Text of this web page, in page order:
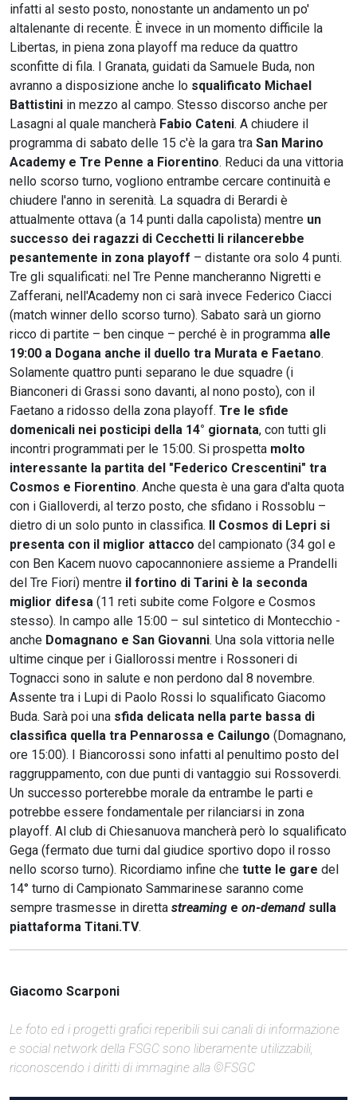
infatti al sesto posto, nonostante un andamento un po'
altalenante di recente. È invece in un momento difficile la
Libertas, in piena zona playoff ma reduce da quattro
sconfitte di fila. I Granata, guidati da Samuele Buda, non
avranno a disposizione anche lo squalificato Michael
Battistini in mezzo al campo. Stesso discorso anche per
Lasagni al quale mancherà Fabio Cateni. A chiudere il
programma di sabato delle 15 c'è la gara tra San Marino
Academy e Tre Penne a Fiorentino. Reduci da una vittoria
nello scorso turno, vogliono entrambe cercare continuità e
chiudere l'anno in serenità. La squadra di Berardi è
attualmente ottava (a 14 punti dalla capolista) mentre un
successo dei ragazzi di Cecchetti li rilancerebbe
pesantemente in zona playoff – distante ora solo 4 punti.
Tre gli squalificati: nel Tre Penne mancheranno Nigretti e
Zafferani, nell'Academy non ci sarà invece Federico Ciacci
(match winner dello scorso turno). Sabato sarà un giorno
ricco di partite – ben cinque – perché è in programma alle
19:00 a Dogana anche il duello tra Murata e Faetano.
Solamente quattro punti separano le due squadre (i
Bianconeri di Grassi sono davanti, al nono posto), con il
Faetano a ridosso della zona playoff. Tre le sfide
domenicali nei posticipi della 14° giornata, con tutti gli
incontri programmati per le 15:00. Si prospetta molto
interessante la partita del "Federico Crescentini" tra
Cosmos e Fiorentino. Anche questa è una gara d'alta quota
con i Gialloverdi, al terzo posto, che sfidano i Rossoblu –
dietro di un solo punto in classifica. Il Cosmos di Lepri si
presenta con il miglior attacco del campionato (34 gol e
con Ben Kacem nuovo capocannoniere assieme a Prandelli
del Tre Fiori) mentre il fortino di Tarini è la seconda
miglior difesa (11 reti subite come Folgore e Cosmos
stesso). In campo alle 15:00 – sul sintetico di Montecchio -
anche Domagnano e San Giovanni. Una sola vittoria nelle
ultime cinque per i Giallorossi mentre i Rossoneri di
Tognacci sono in salute e non perdono dal 8 novembre.
Assente tra i Lupi di Paolo Rossi lo squalificato Giacomo
Buda. Sarà poi una sfida delicata nella parte bassa di
classifica quella tra Pennarossa e Cailungo (Domagnano,
ore 15:00). I Biancorossi sono infatti al penultimo posto del
raggruppamento, con due punti di vantaggio sui Rossoverdi.
Un successo porterebbe morale da entrambe le parti e
potrebbe essere fondamentale per rilanciarsi in zona
playoff. Al club di Chiesanuova mancherà però lo squalificato
Gega (fermato due turni dal giudice sportivo dopo il rosso
nello scorso turno). Ricordiamo infine che tutte le gare del
14° turno di Campionato Sammarinese saranno come
sempre trasmesse in diretta streaming e on-demand sulla
piattaforma Titani.TV.
Giacomo Scarponi
Le foto ed i progetti grafici reperibili sui canali di informazione
e social network della FSGC sono liberamente utilizzabili,
riconoscendo i diritti di immagine alla ©FSGC